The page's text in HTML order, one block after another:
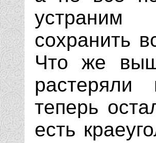
устраним
сохранить
Что же
теперь
есть